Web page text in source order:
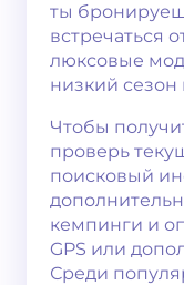
ты
встречаться
люксовые
низкий сезон
Чтобы
проверь
поисковый
кемпинги и
GPS или
Среди